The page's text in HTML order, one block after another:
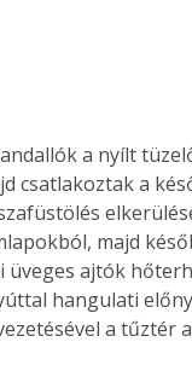
a nyílt
csatlakoztak a
majd
üveges ajtók
hangulati
a tűztér